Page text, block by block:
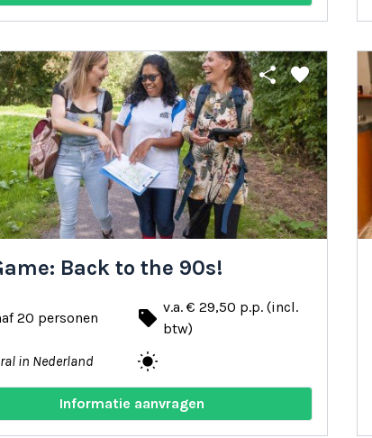
share favorite
Back to the 90s!
20 personen local_offer v.a. € 29,50 p.p. (incl.
btw)
in Nederland wb_sunny
Informatie aanvragen